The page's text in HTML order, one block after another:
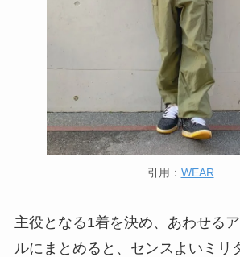
引用： WEAR
主役となる1着を決め、あわせる
ルにまとめると、センスよいミリ